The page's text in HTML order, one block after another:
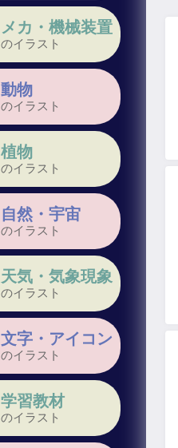
メカ・機械装置
のイラスト
動物
のイラスト
植物
のイラスト
自然・宇宙
のイラスト
天気・気象現象
のイラスト
文字・アイコン
のイラスト
学習教材
のイラスト